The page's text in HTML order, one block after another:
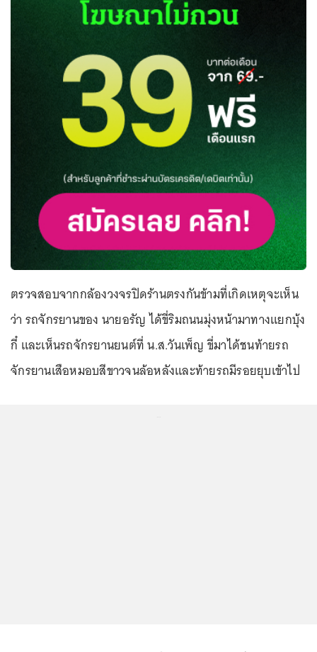
ตรวจสอบจากกล้องวงจรปิดร้านตรงกันข้ามที่เกิดเหตุจะเห็น
ว่า รถจักรยานของ นายอรัญ ได้ขี่ริมถนนมุ่งหน้ามาทางแยกบุ้ง
กี๋ และเห็นรถจักรยานยนต์ที่ น.ส.วันเพ็ญ ขี่มาได้ชนท้ายรถ
จักรยานเสือหมอบสีขาวจนล้อหลังและท้ายรถมีรอยยุบเข้าไป